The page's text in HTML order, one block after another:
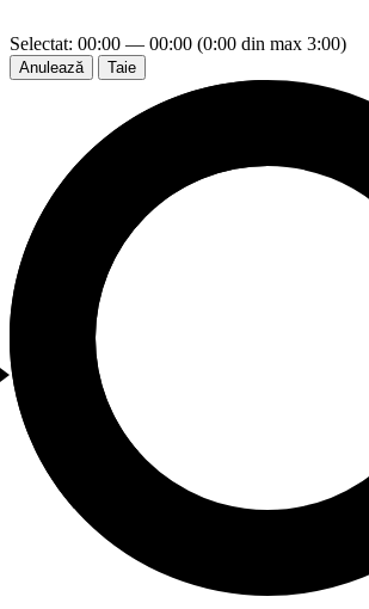
Selectat: 00:00 — 00:00 (0:00 din max 3:00)
Anulează Taie